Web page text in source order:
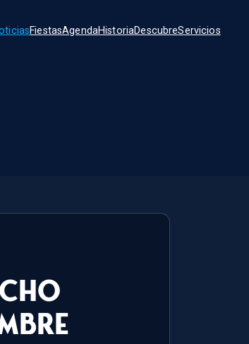
FiestasAgendaHistoriaDescubreServicios